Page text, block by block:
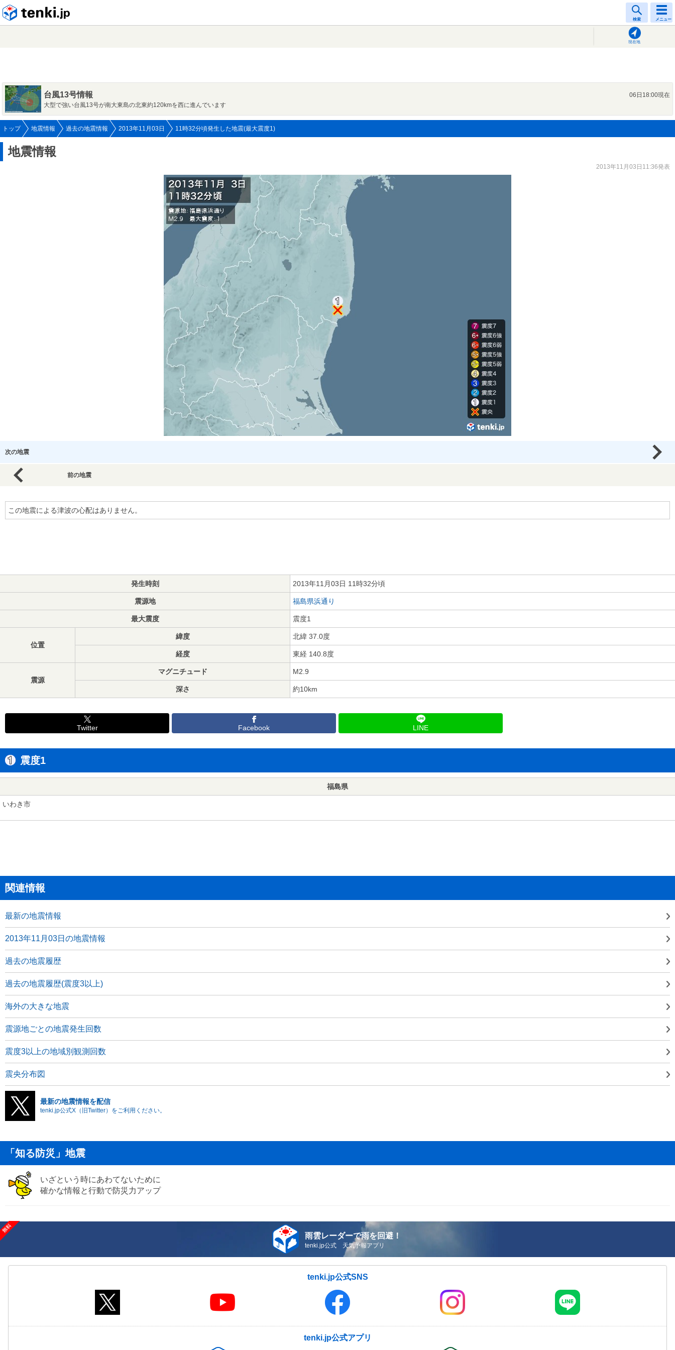
検索 メニュー
現在地
台風13号情報
06日18:00現在
大型で強い台風13号が南大東島の北東約120kmを西に進んでいます
トップ 地震情報 過去の地震情報 2013年11月03日 11時32分頃発生した地震(最大震度1)
地震情報
2013年11月03日11:36発表
次の地震
前の地震
この地震による津波の心配はありません。
発生時刻 2013年11月03日 11時32分頃
震源地 福島県浜通り
最大震度 震度1
位置
緯度 北緯 37.0度
経度 東経 140.8度
震源
マグニチュード M2.9
深さ 約10km
Twitter Facebook LINE
震度1
福島県
いわき市
関連情報
最新の地震情報
2013年11月03日の地震情報
過去の地震履歴
過去の地震履歴(震度3以上)
海外の大きな地震
震源地ごとの地震発生回数
震度3以上の地域別観測回数
震央分布図
最新の地震情報を配信
tenki.jp公式X（旧Twitter）をご利用ください。
「知る防災」地震
いざという時にあわてないために
確かな情報と行動で防災力アップ
雨雲レーダーで雨を回避！
tenki.jp公式 天気予報アプリ
tenki.jp公式SNS
tenki.jp公式アプリ